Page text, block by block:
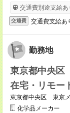
交通費別途支給あ
交通費 交通費支給あ
勤務地
東京都中央区
在宅・リモー
東京都中央区 東京
化学品メーカー